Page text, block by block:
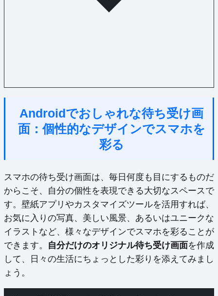
Androidでおしゃれな待ち受け画
面：個性的なデザインでスマホを
彩る
スマホの待ち受け画面は、毎日何度も目にするものだ
からこそ、自分の個性を表現できる大切なスペースで
す。壁紙アプリやカスタマイズツールを活用すれば、
お気に入りの写真、美しい風景、あるいはユニークな
イラストなど、様々なデザインでスマホを彩ることが
できます。 自分だけのオリジナル待ち受け画面を作成
して、日々の生活にちょっとした彩りを添えてみまし
ょう。